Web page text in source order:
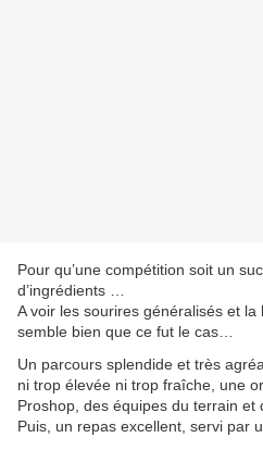
Pour qu’une compétition soit un
d’ingrédients …
A voir les sourires généralisés et
semble bien que ce fut le cas…
Un parcours splendide et très
ni trop élevée ni trop fraîche, une
Proshop, des équipes du terrain et
Puis, un repas excellent, servi par